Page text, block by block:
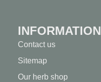
INFORMATION
Contact us
Sitemap
Our herb shop